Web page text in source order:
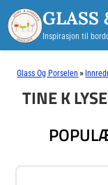
GLASS
Inspirasjon til
Glass Og Porselen »
TINE K